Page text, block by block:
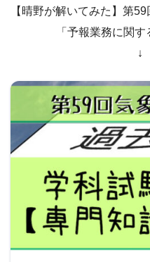
【晴野が解いてみた】第
「予報業務に関
↓